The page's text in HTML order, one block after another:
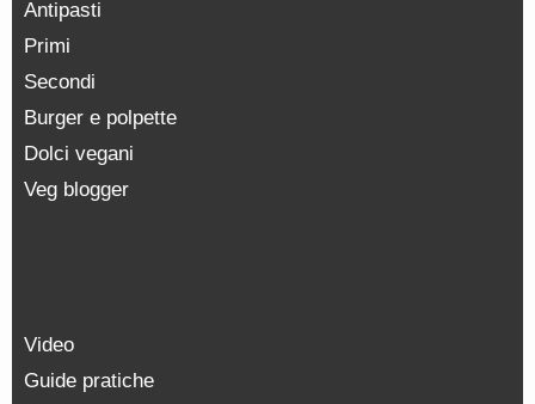
Antipasti
Primi
Secondi
Burger e polpette
Dolci vegani
Veg blogger
Video
Guide pratiche